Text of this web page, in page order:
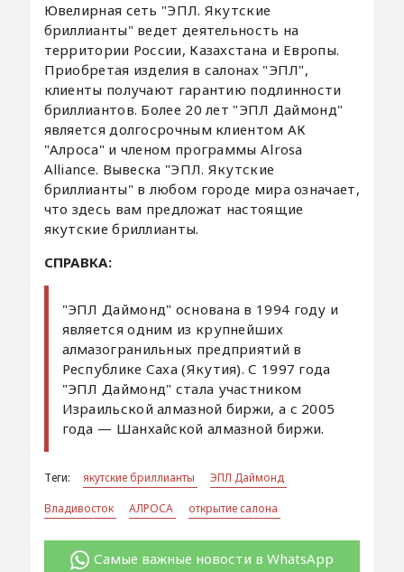
Ювелирная сеть "ЭПЛ. Якутские
бриллианты" ведет деятельность на
территории России, Казахстана и Европы.
Приобретая изделия в салонах "ЭПЛ",
клиенты получают гарантию подлинности
бриллиантов. Более 20 лет "ЭПЛ Даймонд"
является долгосрочным клиентом АК
"Алроса" и членом программы Alrosa
Alliance. Вывеска "ЭПЛ. Якутские
бриллианты" в любом городе мира означает,
что здесь вам предложат настоящие
якутские бриллианты.
СПРАВКА:
"ЭПЛ Даймонд" основана в 1994 году и
является одним из крупнейших
алмазогранильных предприятий в
Республике Саха (Якутия). С 1997 года
"ЭПЛ Даймонд" стала участником
Израильской алмазной биржи, а с 2005
года — Шанхайской алмазной биржи.
Теги: якутские бриллианты
ЭПЛ Даймонд
Владивосток
АЛРОСА открытие салона
Самые важные новости в WhatsApp